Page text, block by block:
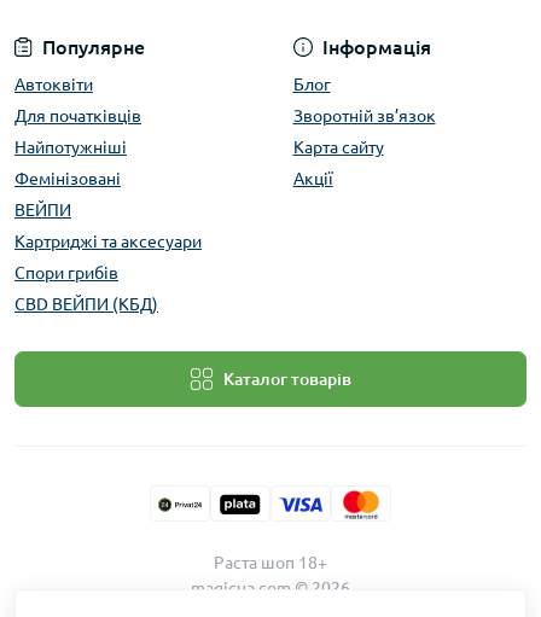
Популярне
Автоквіти
Для початківців
Найпотужніші
Фемінізовані
ВЕЙПИ
Картриджі та аксесуари
Спори грибів
CBD ВЕЙПИ (КБД)
Інформація
Блог
Зворотній зв’язок
Карта сайту
Акції
Каталог товарів
Раста шоп 18+
magicua.com © 2026